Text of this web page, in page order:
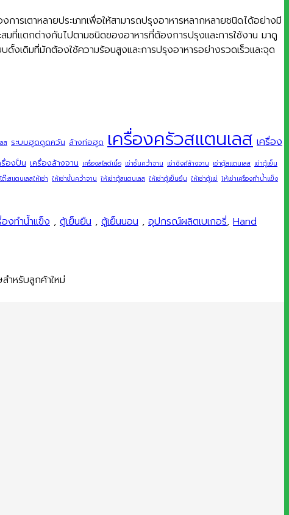
ารเตาหลายประเภทเพื่อให้สามารถปรุงอาหารหลากหลายชนิดได้อย่างมี
สมที่แตกต่างกันไปตามชนิดของอาหารที่ต้องการปรุงและการใช้งาน มาดู
เดิมที่มักต้องใช้ความร้อนสูงและการปรุงอาหารอย่างรวดเร็วและจุด
ส ระบบฮูดดูดควัน ล้างท่อฮูด เครื่องครัวสแตนเลส เครื่อง
รื่องปั่น เครื่องล้างจาน เครื่องสไลด์เนื้อ เช่าชั้นคว่ำจาน เช่าซิงค์ล้างจาน เช่าตู้สแตนเลส เช่าตู้เย็น
โต๊ะสแตนเลสให้เช่า ให้เช่าชั้นคว่ำจาน ให้เช่าตู้สแตนเลส ให้เช่าตู้เย็นยืน ให้เช่าตู้แช่ ให้เช่าเครื่องทำน้ำแข็ง
องทำน้ำแข็ง , ตู้เย็นยืน , ตู้เย็นนอน , อุปกรณ์ผลิตเบเกอรี่, Hand
ำหรับลูกค้าใหม่